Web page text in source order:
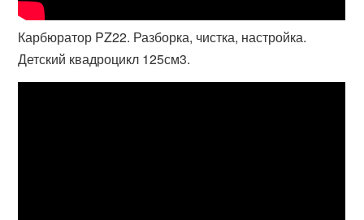
Карбюратор PZ22. Разборка, чистка, настройка.
Детский квадроцикл 125см3.